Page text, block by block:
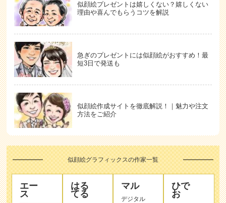
似顔絵プレゼントは嬉しくない？嬉しくない
理由や喜んでもらうコツを解説
急ぎのプレゼントには似顔絵がおすすめ！最
短3日で発送も
似顔絵作成サイトを徹底解説！｜魅力や注文
方法をご紹介
似顔絵グラフィックスの作家一覧
エー
ス
はる
てる
マル
デジタル
ひで
お